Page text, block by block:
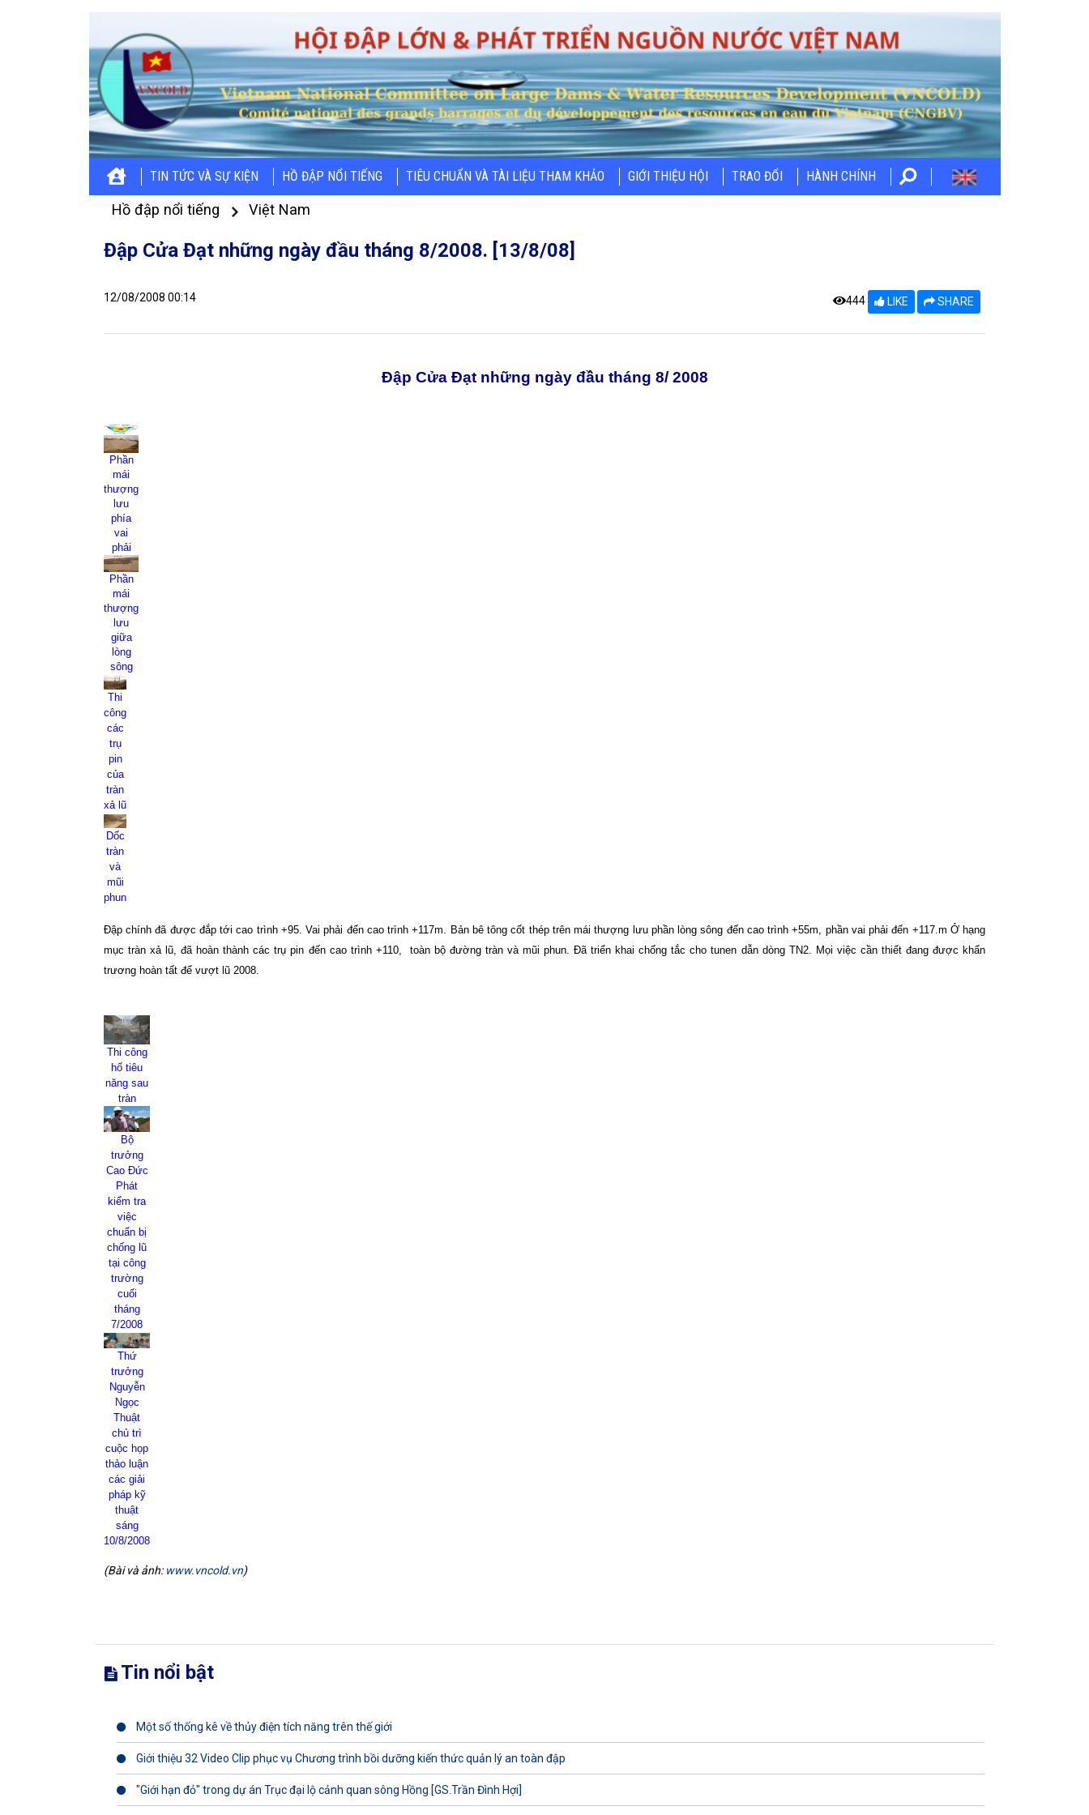
TIN TỨC VÀ SỰ KIỆN HỒ ĐẬP NỔI TIẾNG TIÊU CHUẨN VÀ TÀI LIỆU THAM KHẢO GIỚI THIỆU HỘI TRAO ĐỔI HÀNH CHÍNH
Hồ đập nổi tiếng Việt Nam
Đập Cửa Đạt những ngày đầu tháng 8/2008. [13/8/08]
12/08/2008 00:14 444 LIKE SHARE
Đập Cửa Đạt những ngày đầu tháng 8/ 2008
Phần
mái
thượng
lưu
phía
vai
phải
Phần
mái
thượng
lưu
giữa
lòng
sông
Thi
công
các
trụ
pin
của
tràn
xả lũ
Dốc
tràn
và
mũi
phun
Đập chính đã được đắp tới cao trình +95. Vai phải đến cao trình +117m. Bản bê tông cốt thép trên mái thượng lưu phần lòng sông đến cao trình +55m, phần vai phải đến +117.m Ở hạng
mục tràn xả lũ, đã hoàn thành các trụ pin đến cao trình +110,
toàn bộ đường tràn và mũi phun. Đã triển khai chống tắc cho tunen dẫn dòng TN2. Mọi việc cần thiết đang được khẩn
trương hoàn tất để vượt lũ 2008.
Thi công
hố tiêu
năng sau
tràn
Bộ
trưởng
Cao Đức
Phát
kiểm tra
việc
chuẩn bị
chống lũ
tại công
trường
cuối
tháng
7/2008
Thứ
trưởng
Nguyễn
Ngọc
Thuật
chủ trì
cuộc họp
thảo luận
các giải
pháp kỹ
thuật
sáng
10/8/2008
(Bài và ảnh: www.vncold.vn)
Tin nổi bật
Một số thống kê về thủy điện tích năng trên thế giới
Giới thiệu 32 Video Clip phục vụ Chương trình bồi dưỡng kiến thức quản lý an toàn đập
"Giới hạn đỏ" trong dự án Trục đại lộ cảnh quan sông Hồng [GS.Trần Đình Hợi]